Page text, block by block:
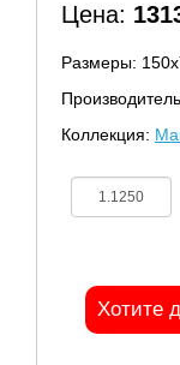
Цена:
Размеры:
Коллекция:
Хотите